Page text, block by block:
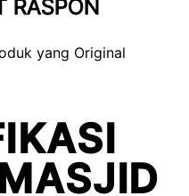
RASPON
yang Original